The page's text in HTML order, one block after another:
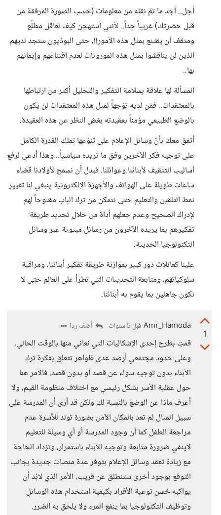
أجل.. أجد ما تمّ نقله من معلومات (حسب الصورة المرفقة من
قبل حضرتك) غريباً جداً.. لأنني أستهجن كيف لعاقل مطلّع
ومثقف أن يقتنع بمثل هذه الأمور!!، حتى البوذيون ستجد لديهم
الذين لن يناقشوا بمثل هذه الموروثات لعدم اقتناعهم وإيمانهم
بها..
المسألة لها علاقة بسلامة التفكير والتحليل أكثر من ارتباطها
بالمعتقدات.. فمن لديه توّجهاً لمثل هذه المعتقدات لن يكون
بالوضع الطبيعي مؤمناً بعقيدته بغض النظر عن هذه العقيدة.
أتفق معك بأنّ وسائل الإعلام على تنوّعها تملك القدرة الكامل
على توجيه فكر الآخرين وفق ما تريده سياسياً.. وهذا أدعى لرفع
أساليب التثقيف لأبنائنا وعوائلنا. فبدل أن نسمح لأولادنا قضاء
ساعات طويلة على الهواتف والأجهزة الإلكترونية ينبغي لنا تغيير
نمط التلقين والتعليم حتى نتمكن من ترك الباب مفتوحاً لهم
لإدراك الصحيح وعدم جعلهم أداة من خلال تحديد طريقة
تفكيرهم بما يريده الآخرون من رسائل مبثوثة عبر وسائل
التكنولوجيا الحديثة.
علينا كعائلات دور كبير بموازنة طريقة تفكير أبنائنا، ومراقبة
سلوكياتهم، ومتابعة التحديثات التي تطرأ على العالم حتى لا
نكون جاهلين بما يقوم به أبنائنا.
1
Amr_Hamoda قبل 5 سنوات أضف ردا
قمتِ بطرح إحدى الإشكاليات التي نعاني منها بالوقت الحالي،
وعلى حدود مجتمعي أرصد عدى ظواهر تتعلق بفكرة ترك
الأبناء بدون توجيه سواء عن قصد أو بدون قصد، فالأمر هنا
حول عقلية الأسر بشكل رئيسي مع اختلاف منظومة القيم، ولا
أعرف ماذا عن الوضع بالنسبة لكِ ولكن قد أرى أن المدرسة على
سبيل المثال لم تعد بالمكان الآمن بصورة تولد للأسرة عدم
مراجعة الطفل كما أن وجود المدرسة أو أي وسيلة للتعليم
لاينفي ضرورة متابعة وتوجيه الأبناء باستمرار، وتزداد الحاجة
مع زيادة تعقد وسائل الإعلام بتوفر عدة منصات جديدة بجانب
التوقع بوجود أخرى ستنطلق عن قريب، الأمر الذي لابُد أن
يواكبه حُسن توعية الأفراد بكيفية استخدام هذه الوسائل
وتوظيف التكنولوجيا بما ينفع المرء ولا يلحق به الضرر.